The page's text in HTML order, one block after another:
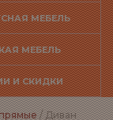
МЕБЕЛЬ
МЕБЕЛЬ
И СКИДКИ
/ Диван